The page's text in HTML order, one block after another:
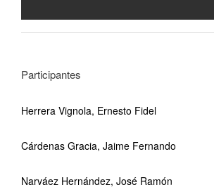
Participantes
Herrera Vignola, Ernesto Fidel
Cárdenas Gracia, Jaime Fernando
Narváez Hernández, José Ramón